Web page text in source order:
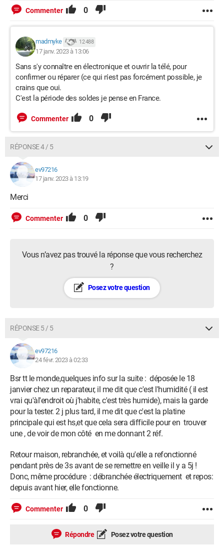
Commenter 0
madmyke 12 488
17 janv. 2023 à 13:06
Sans s'y connaître en électronique et ouvrir la télé, pour
confirmer ou réparer (ce qui n'est pas forcément possible, je
crains que oui.
C'est la période des soldes je pense en France.
Commenter 0
RÉPONSE 4 / 5
ev97216
17 janv. 2023 à 13:19
Merci
Commenter 0
Vous n’avez pas trouvé la réponse que vous recherchez
?
Posez votre question
RÉPONSE 5 / 5
ev97216
24 févr. 2023 à 02:33
Bsr tt le monde,quelques info sur la suite : déposée le 18
janvier chez un reparateur, il me dit que c'est l'humidité ( il est
vrai qu'àl'endroit où j'habite, c'est très humide), mais la garde
pour la tester. 2 j plus tard, il me dit que c'est la platine
principale qui est hs,et que cela sera difficile pour en trouver
une , de voir de mon côté en me donnant 2 réf.
Retour maison, rebranchée, et voilà qu'elle a refonctionné
pendant près de 3s avant de se remettre en veille il y a 5j !
Donc, même procédure : débranchée électriquement et repos:
depuis avant hier, elle fonctionne.
Commenter 0
Répondre Posez votre question